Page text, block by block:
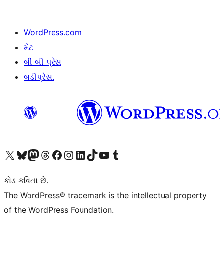
WordPress.com
મેટ
બી બી પ્રેસ
બડીપ્રેસ.
અમારા X (અગાઉ ટ્વિટર) એકાઉન્ટની મુલાકાત લોઅમારા Bluesky એકાઉન્ટની મુલાકાત લોઅમારા માસ્ટોડોન એકાઉન્ટની મુલાકાત લોઅમારા Threads એકાઉન્ટની મુલાકાત લો અમારા ફેસબુક પેજની મુલાકાત લોઅમારા ઇન્સ્ટાગ્રામ એકાઉન્ટની મુલાકાત લો અમારા LinkedIn એકાઉન્ટની મુલાકાત લોઅમારા TikTok એકાઉન્ટની મુલાકાત લોઅમારી YouTube ચેનલની મુલાકાત લો અમારા Tumblr એકાઉન્ટની મુલાકાત લો
કોડ કવિતા છે.
The WordPress® trademark is the intellectual property
of the WordPress Foundation.